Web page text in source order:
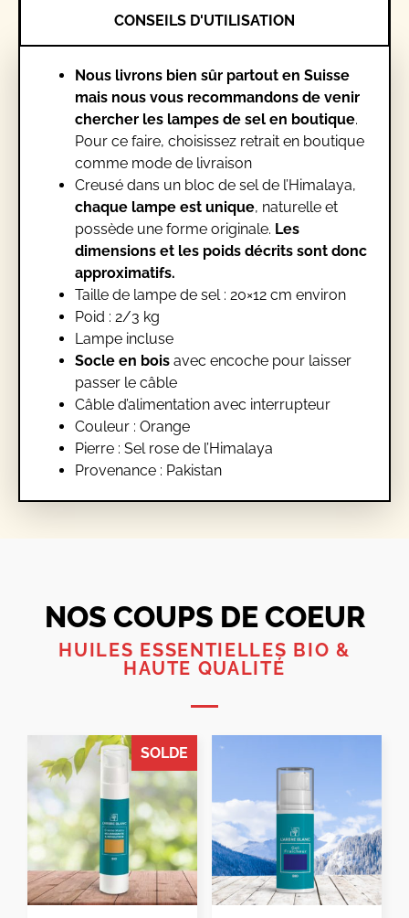
CONSEILS D'UTILISATION
Nous livrons bien sûr partout en Suisse
mais nous vous recommandons de venir
chercher les lampes de sel en boutique.
Pour ce faire, choisissez retrait en boutique
comme mode de livraison
Creusé dans un bloc de sel de l’Himalaya,
chaque lampe est unique, naturelle et
possède une forme originale. Les
dimensions et les poids décrits sont donc
approximatifs.
Taille de lampe de sel : 20×12 cm environ
Poid : 2/3 kg
Lampe incluse
Socle en bois avec encoche pour laisser
passer le câble
Câble d’alimentation avec interrupteur
Couleur ‎: Orange
Pierre : Sel rose de l’Himalaya
Provenance : Pakistan
NOS COUPS DE COEUR
HUILES ESSENTIELLES BIO &
HAUTE QUALITÉ
SOLDE